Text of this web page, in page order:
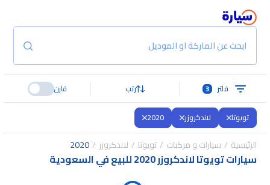
ابحث عن الماركة او الموديل
فلتر 3 رتب قارن
تويوتا لاندكروزر 2020
الرئيسية سيارات و مركبات تويوتا لاندكروزر 2020
سيارات تويوتا لاندكروزر 2020 للبيع في السعودية